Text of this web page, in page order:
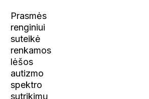
Prasmės
renginiui
suteikė
renkamos
lėšos
autizmo
spektro
sutrikimų